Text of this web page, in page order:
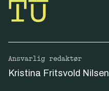
Ansvarlig redaktør
Kristina Fritsvold Nilsen